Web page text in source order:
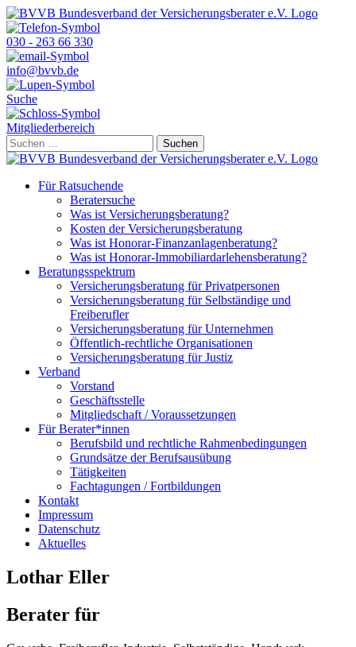
Skip
to
content
030 - 263 66 330
info@bvvb.de
Suche
Mitgliederbereich
Suchen
nach:
Für Ratsuchende
Beratersuche
Was ist Versicherungsberatung?
Kosten der Versicherungsberatung
Was ist Honorar-Finanzanlagenberatung?
Was ist Honorar-Immobiliardarlehensberatung?
Beratungsspektrum
Versicherungsberatung für Privatpersonen
Versicherungsberatung für Selbständige und
Freiberufler
Versicherungsberatung für Unternehmen
Öffentlich-rechtliche Organisationen
Versicherungsberatung für Justiz
Verband
Vorstand
Geschäftsstelle
Mitgliedschaft / Voraussetzungen
Für Berater*innen
Berufsbild und rechtliche Rahmenbedingungen
Grundsätze der Berufsausübung
Tätigkeiten
Fachtagungen / Fortbildungen
Kontakt
Impressum
Datenschutz
Aktuelles
Lothar Eller
Berater für